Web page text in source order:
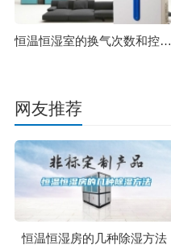
恒温恒湿室的换气次数和控制精度如何确定？
网友推荐
恒温恒湿房的几种除湿方法